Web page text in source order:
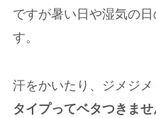
ですが暑い日や湿気の
す。
汗をかいたり、ジメジメ
タイプってベタつきま